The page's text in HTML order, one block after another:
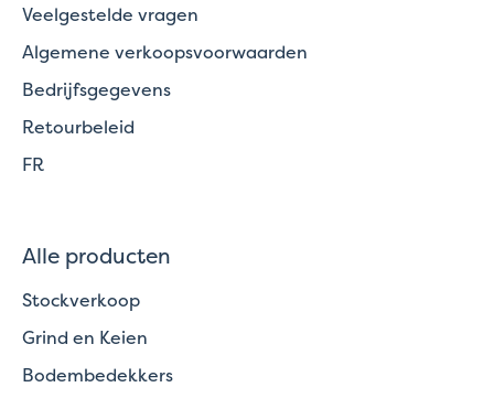
Veelgestelde vragen
Algemene verkoopsvoorwaarden
Bedrijfsgegevens
Retourbeleid
FR
Alle producten
Stockverkoop
Grind en Keien
Bodembedekkers